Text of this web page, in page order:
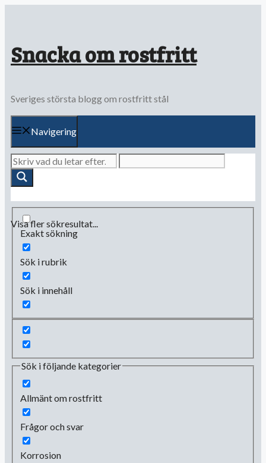
Snacka om rostfritt
Sveriges största blogg om rostfritt stål
Navigering
Visa fler sökresultat...
Exakt sökning
Sök i rubrik
Sök i innehåll
Sök i följande kategorier
Allmänt om rostfritt
Frågor och svar
Korrosion